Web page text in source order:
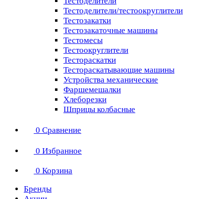
Тестоделители/тестоокруглители
Тестозакатки
Тестозакаточные машины
Тестомесы
Тестоокруглители
Тестораскатки
Тестораскатывающие машины
Устройства механические
Фаршемешалки
Хлеборезки
Шприцы колбасные
0 Сравнение
0 Избранное
0 Корзина
Бренды